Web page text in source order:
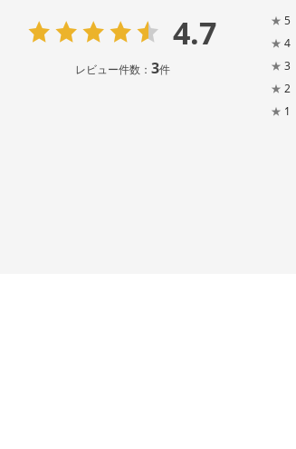
4.7
レビュー件数： 3件
★ 5
★ 4
★ 3
★ 2
★ 1